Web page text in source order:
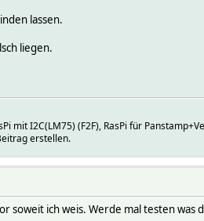
lassen.
liegen.
mit I2C(LM75) (F2F), RasPi für
erstellen.
soweit ich weis. Werde mal testen